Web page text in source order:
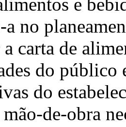
e
a no
carta de
do público
do
mão-de-obra